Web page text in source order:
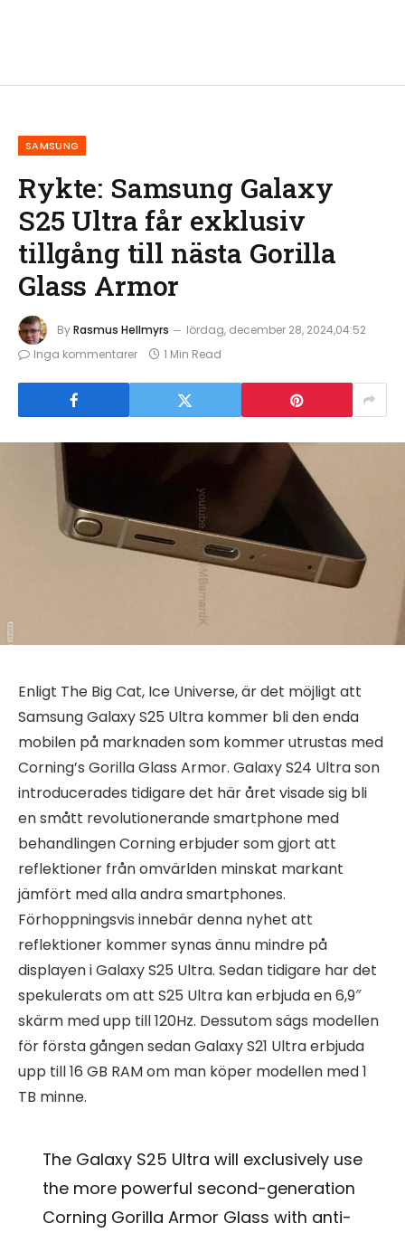
SAMSUNG
Rykte: Samsung Galaxy
S25 Ultra får exklusiv
tillgång till nästa Gorilla
Glass Armor
ByRasmus Hellmyrs
lördag, december 28, 2024,04:52
Inga kommentarer
1 Min Read
Enligt The Big Cat, Ice Universe, är det möjligt att
Samsung Galaxy S25 Ultra kommer bli den enda
mobilen på marknaden som kommer utrustas med
Corning’s Gorilla Glass Armor. Galaxy S24 Ultra son
introducerades tidigare det här året visade sig bli
en smått revolutionerande smartphone med
behandlingen Corning erbjuder som gjort att
reflektioner från omvärlden minskat markant
jämfört med alla andra smartphones.
Förhoppningsvis innebär denna nyhet att
reflektioner kommer synas ännu mindre på
displayen i Galaxy S25 Ultra. Sedan tidigare har det
spekulerats om att S25 Ultra kan erbjuda en 6,9″
skärm med upp till 120Hz. Dessutom sägs modellen
för första gången sedan Galaxy S21 Ultra erbjuda
upp till 16 GB RAM om man köper modellen med 1
TB minne.
The Galaxy S25 Ultra will exclusively use
the more powerful second-generation
Corning Gorilla Armor Glass with anti-